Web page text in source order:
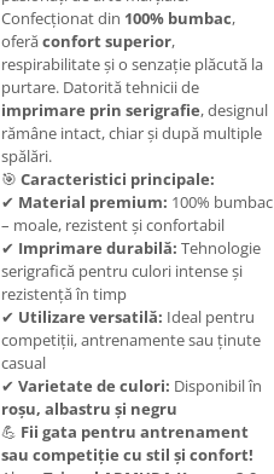
Confecționat din 100% bumbac,
oferăconfort superior,
respirabilitate și o senzație plăcută la
purtare. Datorită tehnicii de
imprimare prin serigrafie, designul
rămâne intact, chiar și după multiple
spălări.
🎯 Caracteristici principale:
✔ Material premium: 100% bumbac
– moale, rezistent și confortabil
✔ Imprimare durabilă: Tehnologie
serigrafică pentru culori intense și
rezistență în timp
✔ Utilizare versatilă: Ideal pentru
competiții, antrenamente sau ținute
casual
✔ Varietate de culori: Disponibil în
roșu, albastru și negru
💪 Fii gata pentru antrenament
sau competiție cu stil și confort!